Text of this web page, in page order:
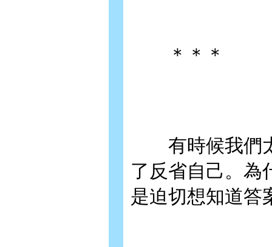
＊＊＊
有時候我們太
了反省自己。為
是迫切想知道答